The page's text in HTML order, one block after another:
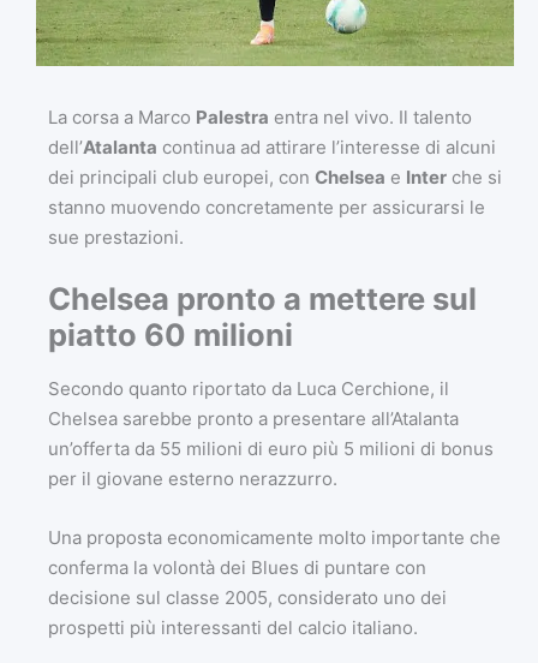
La corsa a Marco Palestra entra nel vivo. Il talento
dell’Atalanta continua ad attirare l’interesse di alcuni
dei principali club europei, con Chelsea e Inter che si
stanno muovendo concretamente per assicurarsi le
sue prestazioni.
Chelsea pronto a mettere sul
piatto 60 milioni
Secondo quanto riportato da Luca Cerchione, il
Chelsea sarebbe pronto a presentare all’Atalanta
un’offerta da 55 milioni di euro più 5 milioni di bonus
per il giovane esterno nerazzurro.
Una proposta economicamente molto importante che
conferma la volontà dei Blues di puntare con
decisione sul classe 2005, considerato uno dei
prospetti più interessanti del calcio italiano.